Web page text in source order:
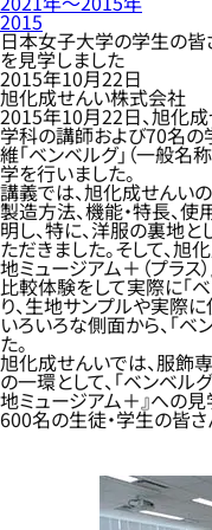
2015
日本女子大学の学生の皆
を見学しました
2015年10月22日
旭化成せんい株式会社
2015年10月22日、旭化
学科の講師および70名の
維「ベンベルグ」（一般名
学を行いました。
講義では、旭化成せんい
製造方法、機能・特長、
明し、特に、洋服の裏地
ただきました。そして、
地ミュージアム＋（プラス
比較体験をして実際に「
り、生地サンプルや実際
いろいろな側面から、「
た。
旭化成せんいでは、服飾
の一環として、「ベンベル
地ミュージアム＋』への
600名の生徒・学生の皆さ